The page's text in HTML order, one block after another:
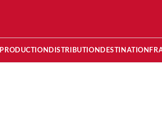
PRODUCTION DISTRIBUTION DESTINATION